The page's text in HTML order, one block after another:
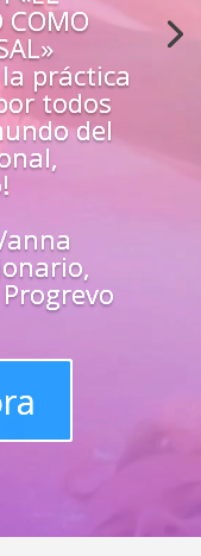
los mejores
todas las
un